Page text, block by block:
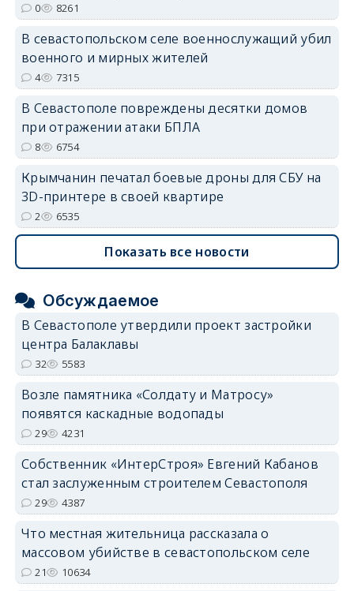
0 8261
В севастопольском селе военнослужащий убил
военного и мирных жителей
4 7315
В Севастополе повреждены десятки домов
при отражении атаки БПЛА
8 6754
Крымчанин печатал боевые дроны для СБУ на
3D-принтере в своей квартире
2 6535
Показать все новости
Обсуждаемое
В Севастополе утвердили проект застройки
центра Балаклавы
32 5583
Возле памятника «Солдату и Матросу»
появятся каскадные водопады
29 4231
Собственник «ИнтерСтроя» Евгений Кабанов
стал заслуженным строителем Севастополя
29 4387
Что местная жительница рассказала о
массовом убийстве в севастопольском селе
21 10634